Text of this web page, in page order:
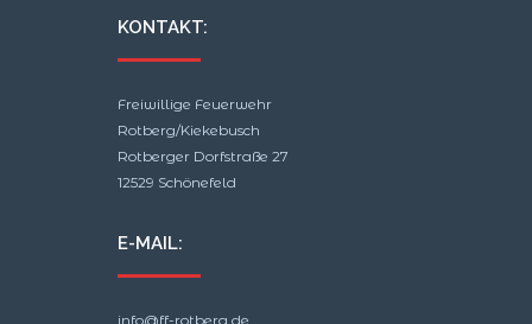
KONTAKT:
Freiwillige Feuerwehr
Rotberg/Kiekebusch
Rotberger Dorfstraße 27
12529 Schönefeld
E-MAIL:
info@ff-rotberg.de